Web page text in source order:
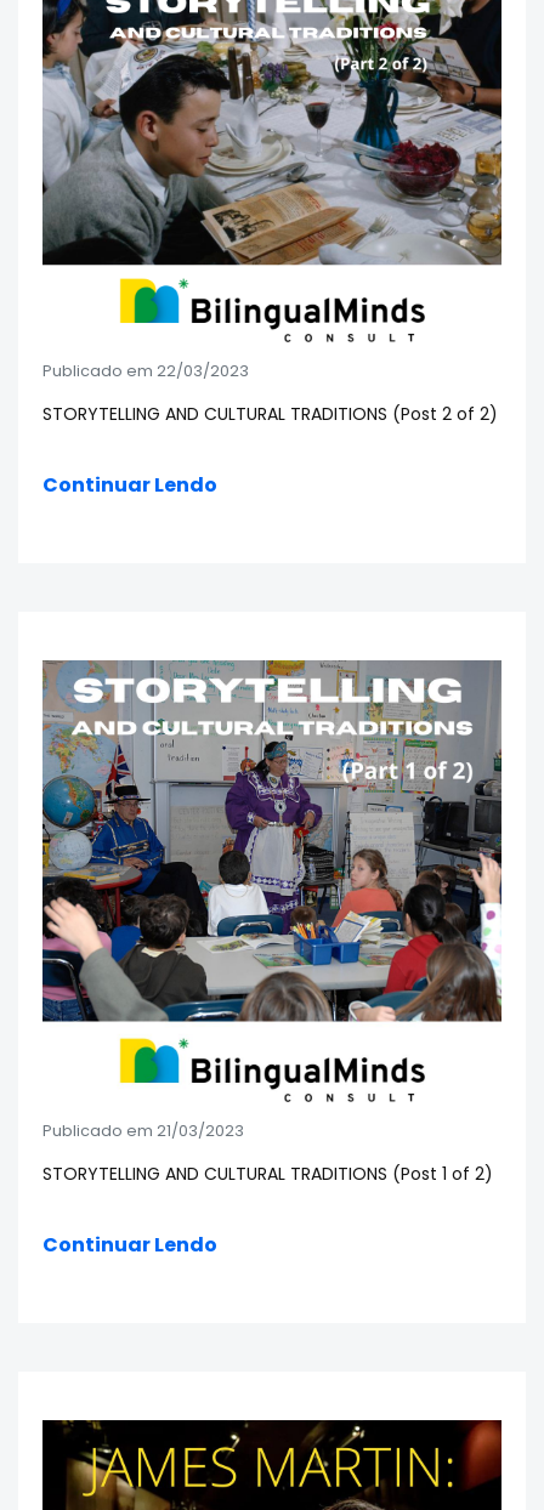
Publicado em 22/03/2023
STORYTELLING AND CULTURAL TRADITIONS (Post 2 of 2)
Continuar Lendo
Publicado em 21/03/2023
STORYTELLING AND CULTURAL TRADITIONS (Post 1 of 2)
Continuar Lendo